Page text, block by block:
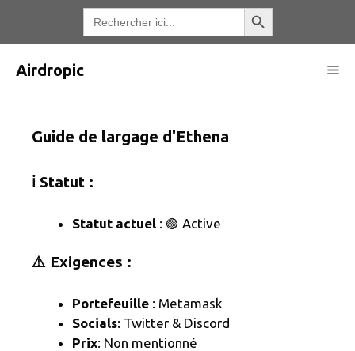
contenu
Recherche
Bouton de recherche
Airdropic
Guide de largage d'Ethena
ℹ️ Statut :
Statut actuel : 🟢 Active
⚠️ Exigences :
Portefeuille : Metamask
Socials: Twitter & Discord
Prix: Non mentionné